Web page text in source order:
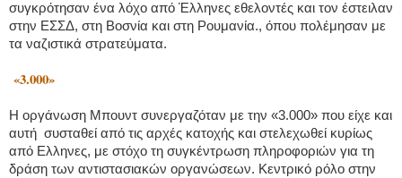
συγκρότησαν ένα λόχο από Έλληνες εθελοντές και τον έστειλαν
στην ΕΣΣΔ, στη Βοσνία και στη Ρουμανία., όπου πολέμησαν με
τα ναζιστικά στρατεύματα.
«3.000»
Η οργάνωση Μπουντ συνεργαζόταν με την «3.000» που είχε και
αυτή συσταθεί από τις αρχές κατοχής και στελεχωθεί κυρίως
από Ελληνες, με στόχο τη συγκέντρωση πληροφοριών για τη
δράση των αντιστασιακών οργανώσεων. Κεντρικό ρόλο στην